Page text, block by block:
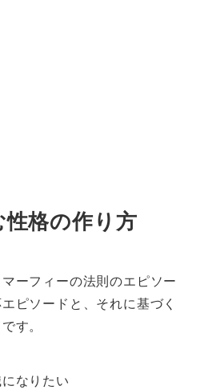
格の作り方
ーフィーの法則のエピソー
ピソードと、それに基づく
す。
なりたい